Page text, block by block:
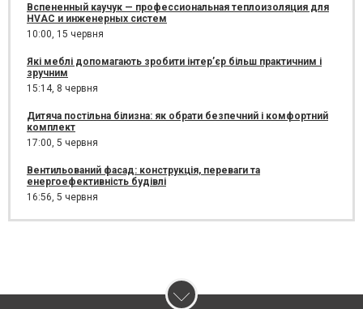
Вспененный каучук — профессиональная теплоизоляция для
HVAC и инженерных систем
10:00, 15 червня
Які меблі допомагають зробити інтер’єр більш практичним і
зручним
15:14, 8 червня
Дитяча постільна білизна: як обрати безпечний і комфортний
комплект
17:00, 5 червня
Вентильований фасад: конструкція, переваги та
енергоефективність будівлі
16:56, 5 червня